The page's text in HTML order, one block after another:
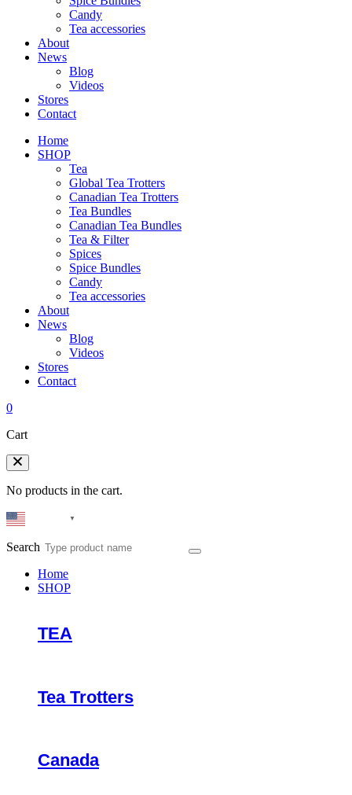
Candy
Tea accessories
About
News
Blog
Videos
Stores
Contact
Home
SHOP
Tea
Global Tea Trotters
Canadian Tea Trotters
Tea Bundles
Canadian Tea Bundles
Tea & Filter
Spices
Spice Bundles
Candy
Tea accessories
About
News
Blog
Videos
Stores
Contact
0
Cart
No products in the cart.
▼
Search
Home
SHOP
TEA
Tea Trotters
Canada